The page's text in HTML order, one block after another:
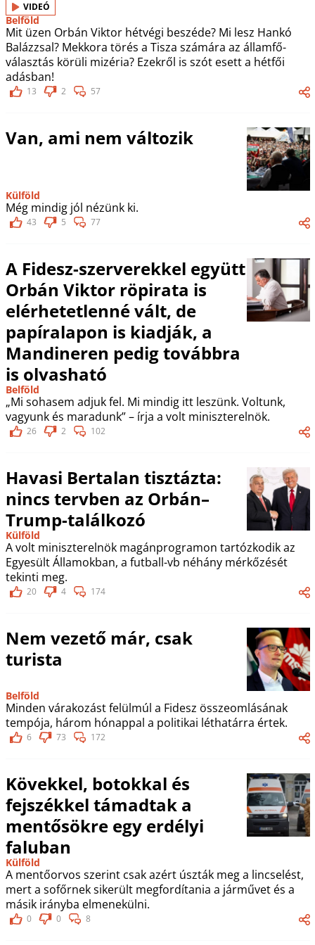
VIDEÓ
Belföld
Mit üzen Orbán Viktor hétvégi beszéde? Mi lesz Hankó
Balázzsal? Mekkora törés a Tisza számára az államfő-
választás körüli mizéria? Ezekről is szót esett a hétfői
adásban!
13 2 57
Van, ami nem változik
Külföld
Még mindig jól nézünk ki.
43 5 77
A Fidesz-szerverekkel együtt
Orbán Viktor röpirata is
elérhetetlenné vált, de
papíralapon is kiadják, a
Mandineren pedig továbbra
is olvasható
Belföld
„Mi sohasem adjuk fel. Mi mindig itt leszünk. Voltunk,
vagyunk és maradunk” – írja a volt miniszterelnök.
26 2 102
Havasi Bertalan tisztázta:
nincs tervben az Orbán–
Trump-találkozó
Külföld
A volt miniszterelnök magánprogramon tartózkodik az
Egyesült Államokban, a futball-vb néhány mérkőzését
tekinti meg.
20 4 174
Nem vezető már, csak
turista
Belföld
Minden várakozást felülmúl a Fidesz összeomlásának
tempója, három hónappal a politikai léthatárra értek.
6 73 172
Kövekkel, botokkal és
fejszékkel támadtak a
mentősökre egy erdélyi
faluban
Külföld
A mentőorvos szerint csak azért úszták meg a lincselést,
mert a sofőrnek sikerült megfordítania a járművet és a
másik irányba elmenekülni.
0 0 8